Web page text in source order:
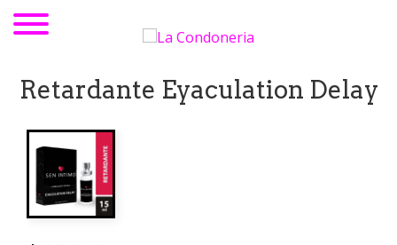
Retardante Eyaculation Delay